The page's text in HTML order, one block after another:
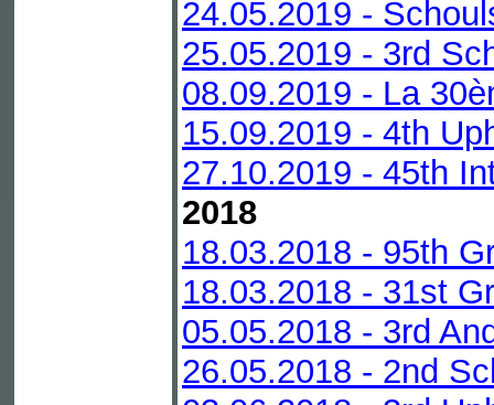
24.05.2019 -
25.05.2019 - 3rd
08.09.2019 - La
15.09.2019 - 4th
27.10.2019 - 45th
2018
18.03.2018 - 95th
18.03.2018 - 31st
05.05.2018 - 3rd
26.05.2018 - 2nd